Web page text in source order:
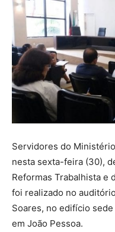
Servidores do
nesta sexta-feira (30),
Reformas Trabalhista e
foi realizado no
Soares, no edifício
em João Pessoa.